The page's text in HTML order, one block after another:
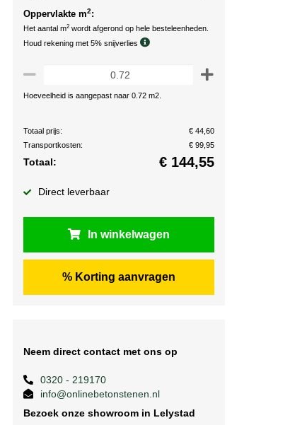
Oppervlakte m2:
Het aantal m2 wordt afgerond op hele besteleenheden.
Houd rekening met 5% snijverlies
Hoeveelheid is aangepast naar 0.72 m2.
Totaal prijs:
€ 44,60
Transportkosten:
€ 99,95
Totaal: € 144,55
Direct leverbaar
In winkelwagen
% Korting aanvragen
Neem direct contact met ons op
0320 - 219170
info@onlinebetonstenen.nl
Bezoek onze showroom in Lelystad